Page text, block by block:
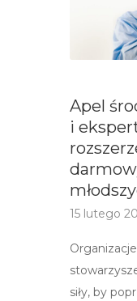
Apel
i
15 lutego
siły, by